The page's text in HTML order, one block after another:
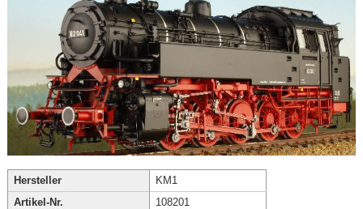
Hersteller
KM1
Artikel-Nr.
108201